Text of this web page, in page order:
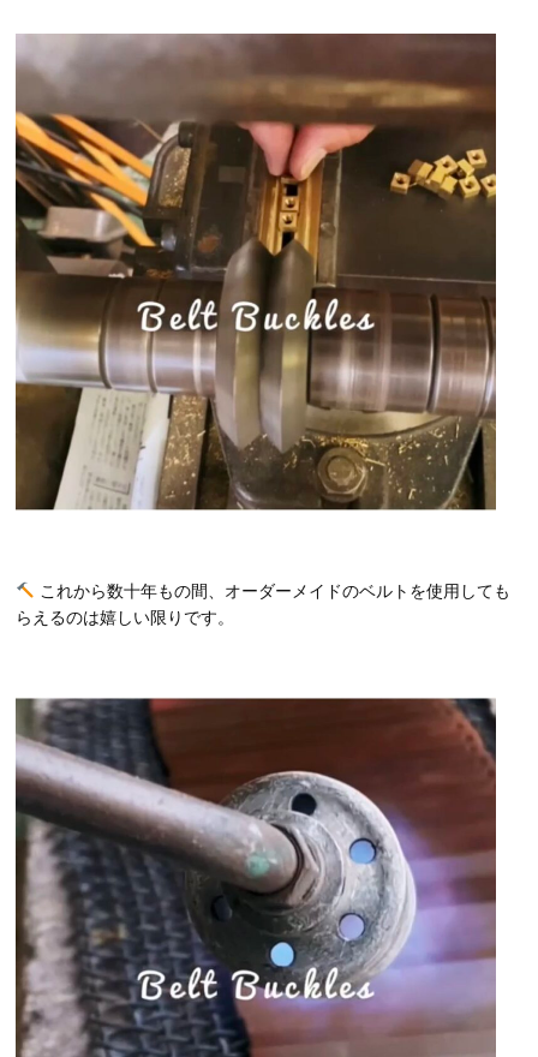
これから数十年もの間、オーダーメイドのベルトを使用しても
らえるのは嬉しい限りです。